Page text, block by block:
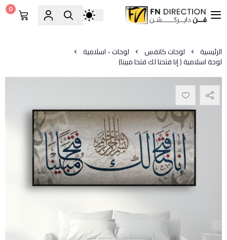
فن دايركشن
0
الرئيسية لوحات كانفس لوحات - اسلامية
لوحة اسلامية ﴿ إنا فتحنا لك فتحا مبينا)